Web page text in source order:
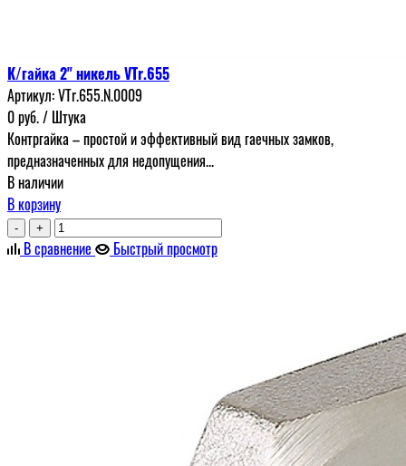
К/гайка 2" никель VTr.655
Артикул:VTr.655.N.0009
0руб./ Штука
Контргайка – простой и эффективный вид гаечных замков,
предназначенных для недопущения...
В наличии
В корзину
- +
В сравнение Быстрый просмотр